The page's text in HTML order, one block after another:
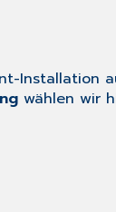
wählen wir